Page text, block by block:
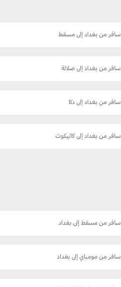
سافر من بغداد إلى مسقط
سافر من بغداد إلى صلالة
سافر من بغداد إلى دكا
سافر من بغداد إلى كاليكوت
سافر من مسقط إلى بغداد
سافر من مومباي إلى بغداد